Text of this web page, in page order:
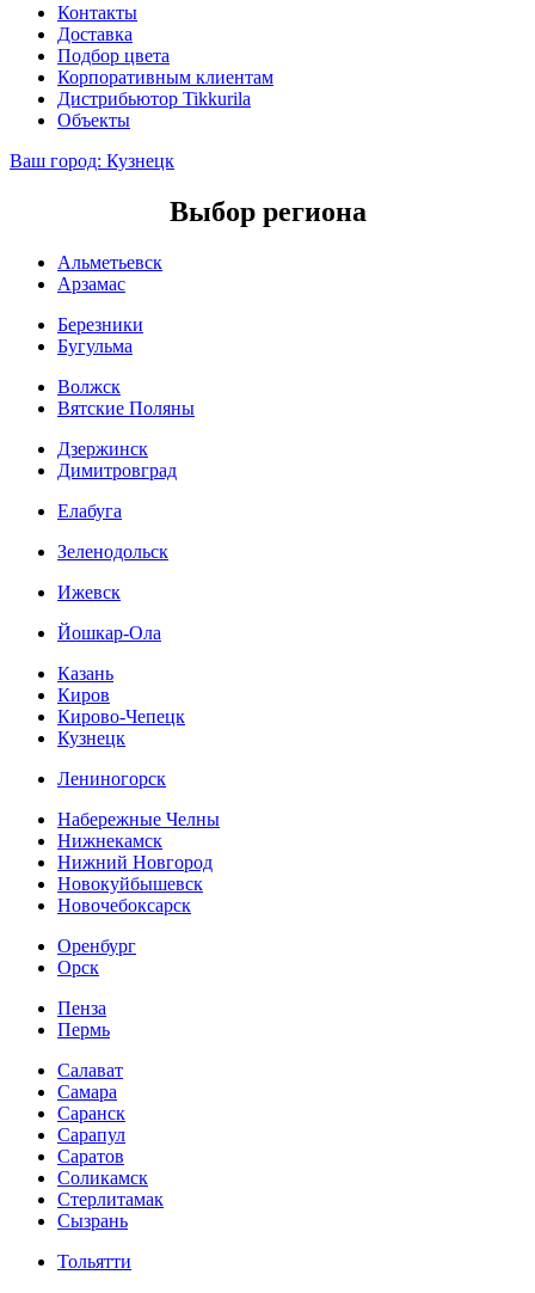
Контакты
Доставка
Подбор цвета
Корпоративным клиентам
Дистрибьютор Tikkurila
Объекты
Ваш город: Кузнецк
Выбор региона
Альметьевск
Арзамас
Березники
Бугульма
Волжск
Вятские Поляны
Дзержинск
Димитровград
Елабуга
Зеленодольск
Ижевск
Йошкар-Ола
Казань
Киров
Кирово-Чепецк
Кузнецк
Лениногорск
Набережные Челны
Нижнекамск
Нижний Новгород
Новокуйбышевск
Новочебоксарск
Оренбург
Орск
Пенза
Пермь
Салават
Самара
Саранск
Сарапул
Саратов
Соликамск
Стерлитамак
Сызрань
Тольятти